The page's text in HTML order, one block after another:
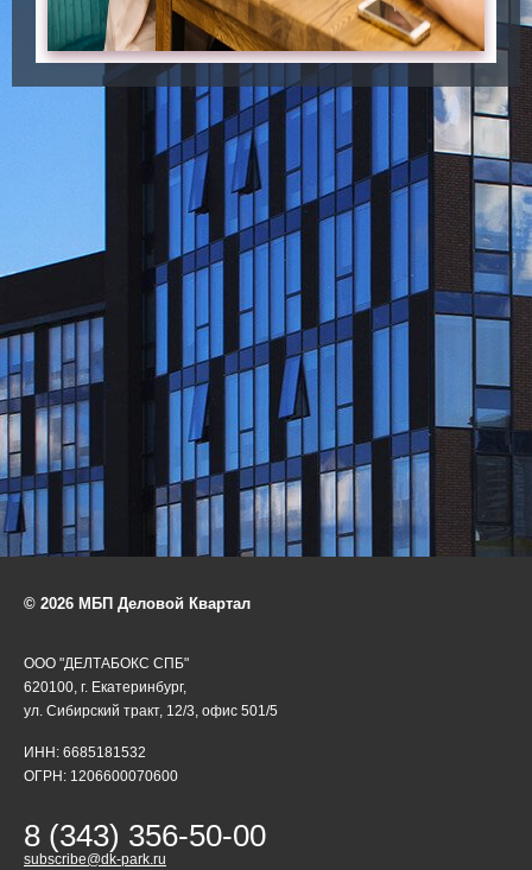
© 2026 МБП Деловой Квартал
ООО "ДЕЛТАБОКС СПБ"
620100, г. Екатеринбург,
ул. Сибирский тракт, 12/3, офис 501/5
ИНН: 6685181532
ОГРН: 1206600070600
8 (343) 356-50-00
subscribe@dk-park.ru